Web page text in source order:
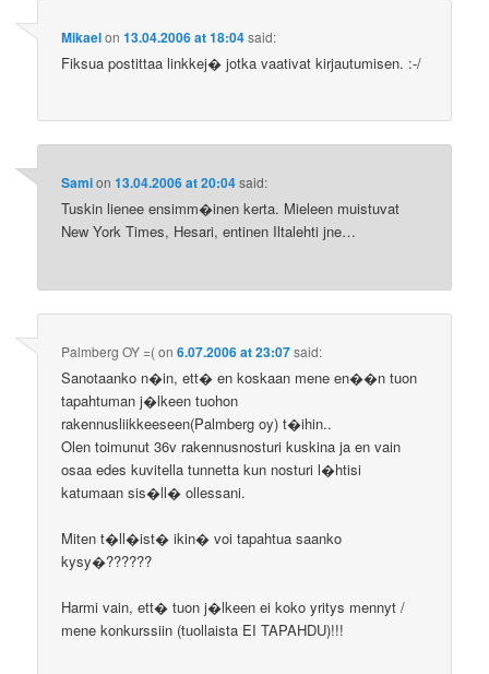
Mikaelon13.04.2006 at 18:04said:
Fiksua postittaa linkkej� jotka vaativat kirjautumisen. :-/
Samion13.04.2006 at 20:04said:
Tuskin lienee ensimm�inen kerta. Mieleen muistuvat
New York Times, Hesari, entinen Iltalehti jne…
Palmberg OY =(on6.07.2006 at 23:07said:
Sanotaanko n�in, ett� en koskaan mene en��n tuon
tapahtuman j�lkeen tuohon
rakennusliikkeeseen(Palmberg oy) t�ihin..
Olen toimunut 36v rakennusnosturi kuskina ja en vain
osaa edes kuvitella tunnetta kun nosturi l�htisi
katumaan sis�ll� ollessani.
Miten t�ll�ist� ikin� voi tapahtua saanko
kysy�??????
Harmi vain, ett� tuon j�lkeen ei koko yritys mennyt /
mene konkurssiin (tuollaista EI TAPAHDU)!!!